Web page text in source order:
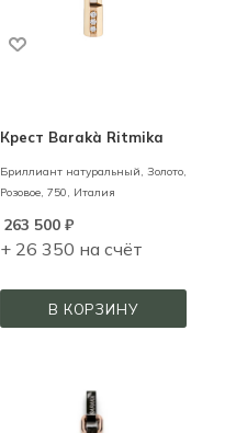
Крест Barakà Ritmika
Бриллиант натуральный, Золото,
Розовое, 750, Италия
263 500₽
+ 26 350 на счёт
В КОРЗИНУ